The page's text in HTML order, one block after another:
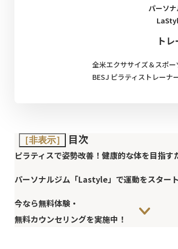
パーソ
ト
全米エクササイズ＆スポ
BESJ ピラティストレーナ
［非表示］ 目次
ピラティスで姿勢改善！健康的な体を目指す
パーソナルジム「Lastyle」で運動をスター
今なら無料体験・
無料カウンセリングを実施中！